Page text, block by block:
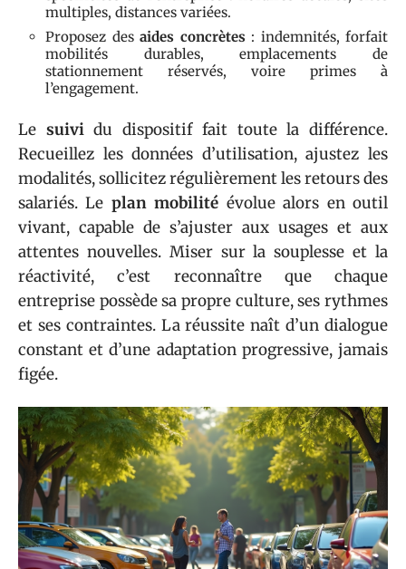
multiples, distances variées.
Proposez des aides concrètes: indemnités, forfait
mobilités durables, emplacements de
stationnement réservés, voire primes à
l’engagement.
Le suividu dispositif fait toute la différence.
Recueillez les données d’utilisation, ajustez les
modalités, sollicitez régulièrement les retours des
salariés. Le plan mobilité évolue alors en outil
vivant, capable de s’ajuster aux usages et aux
attentes nouvelles. Miser sur la souplesse et la
réactivité, c’est reconnaître que chaque
entreprise possède sa propre culture, ses rythmes
et ses contraintes. La réussite naît d’un dialogue
constant et d’une adaptation progressive, jamais
figée.